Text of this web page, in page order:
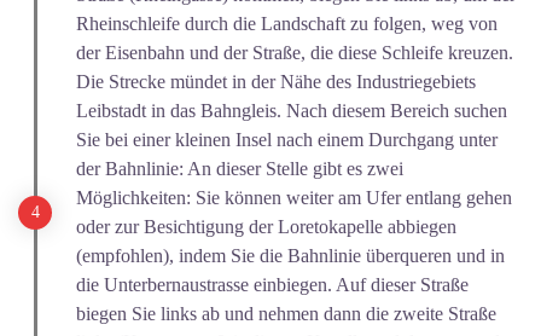
Rheinschleife durch die Landschaft zu folgen, weg von
der Eisenbahn und der Straße, die diese Schleife kreuzen.
Die Strecke mündet in der Nähe des Industriegebiets
Leibstadt in das Bahngleis. Nach diesem Bereich suchen
Sie bei einer kleinen Insel nach einem Durchgang unter
der Bahnlinie: An dieser Stelle gibt es zwei
Möglichkeiten: Sie können weiter am Ufer entlang gehen
oder zur Besichtigung der Loretokapelle abbiegen
(empfohlen), indem Sie die Bahnlinie überqueren und in
die Unterbernaustrasse einbiegen. Auf dieser Straße
biegen Sie links ab und nehmen dann die zweite Straße